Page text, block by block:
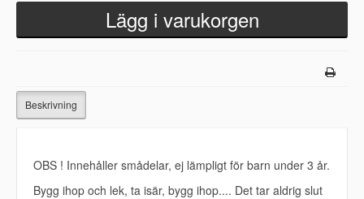
Beskrivning
OBS ! Innehåller smådelar, ej lämpligt för barn under 3 år.
Bygg ihop och lek, ta isär, bygg ihop.... Det tar aldrig slut